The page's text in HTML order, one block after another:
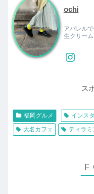
ochi
アパレル
生クリー
ス
福岡グルメ インス
大名カフェ
ティラミ